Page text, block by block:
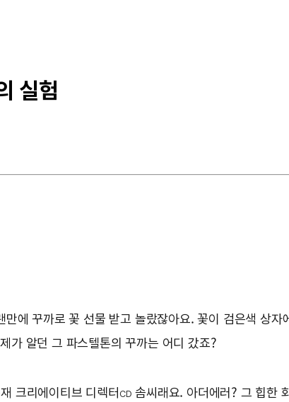
실험
에 꾸까로 꽃 선물 받고 놀랐잖아요. 꽃이 검은색 상
가 알던 그 파스텔톤의 꾸까는 어디 갔죠?
크리에이티브 디렉터CD 솜씨래요. 아더에러? 그 힙한